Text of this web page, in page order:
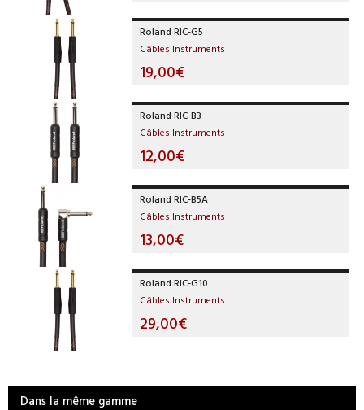
Roland RIC-G5
Câbles Instruments
19,00€
Roland RIC-B3
Câbles Instruments
12,00€
Roland RIC-B5A
Câbles Instruments
13,00€
Roland RIC-G10
Câbles Instruments
29,00€
Dans la même gamme